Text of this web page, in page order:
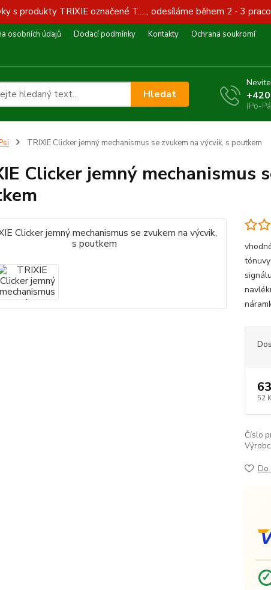
s produkty TRIXIE označené T....., odesíláme během 2 - 3
osobních údajů Dodací podmínky Kontakty
Ochrana soukromí
Hledat
(Po-
TRIXIE Clicker jemný mechanismus se zvukem na výcvik, s poutkem
Clicker jemný mechanismus
52
Číslo
Do
✓